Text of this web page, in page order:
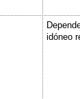
idóneo